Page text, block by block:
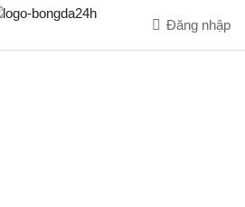
Đăng nhập